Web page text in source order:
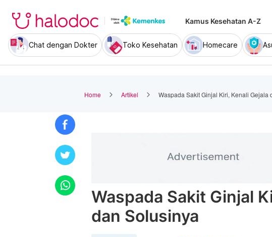
Kamus Kesehatan A-Z
Chat dengan Dokter Toko Kesehatan Homecare
Home Artikel Waspada Sakit Ginjal Kiri, Kenali Gejala
Waspada Sakit Ginjal
dan Solusinya